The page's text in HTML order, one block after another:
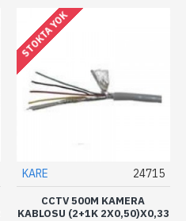
STOKTA YOK
KARE 24715
CCTV 500M KAMERA
KABLOSU (2+1K 2X0,50)X0,33